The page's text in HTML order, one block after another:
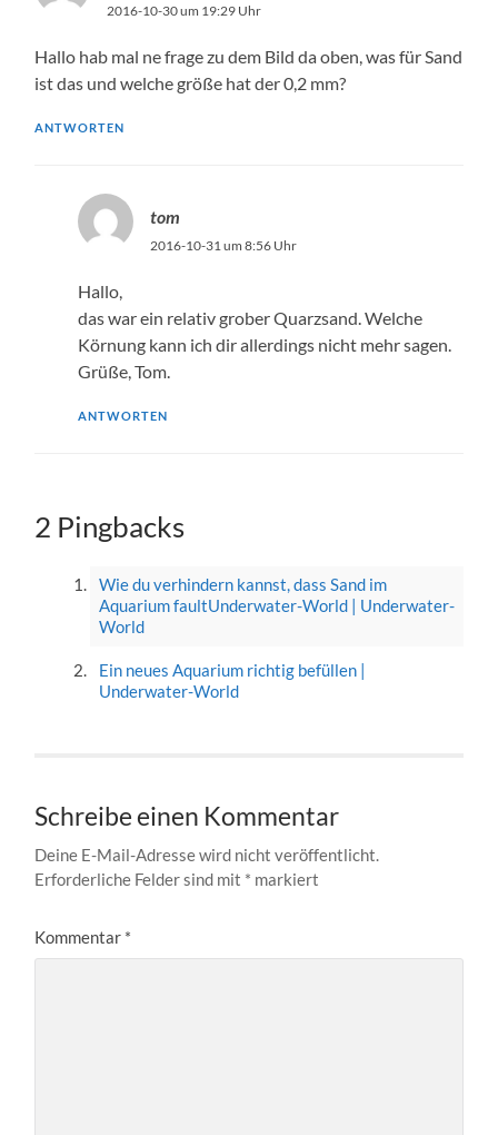
2016-10-30 um 19:29 Uhr
Hallo hab mal ne frage zu dem Bild da oben, was für Sand
ist das und welche größe hat der 0,2 mm?
ANTWORTEN
tom
2016-10-31 um 8:56 Uhr
Hallo,
das war ein relativ grober Quarzsand. Welche
Körnung kann ich dir allerdings nicht mehr sagen.
Grüße, Tom.
ANTWORTEN
2 Pingbacks
Wie du verhindern kannst, dass Sand im
Aquarium faultUnderwater-World | Underwater-
World
Ein neues Aquarium richtig befüllen |
Underwater-World
Schreibe einen Kommentar
Deine E-Mail-Adresse wird nicht veröffentlicht.
Erforderliche Felder sind mit * markiert
Kommentar *